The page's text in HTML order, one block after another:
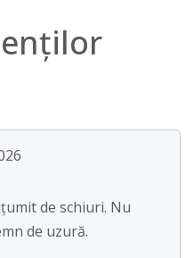
de schiuri. Nu
de uzură.